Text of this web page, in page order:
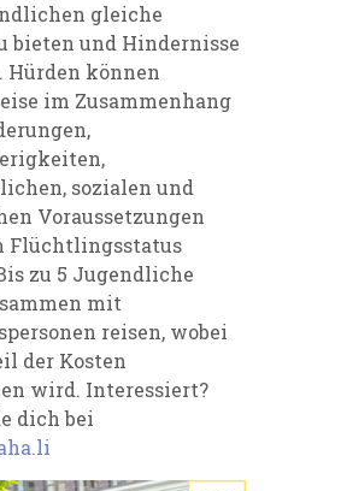
gleiche
bieten und Hindernisse
Hürden können
im Zusammenhang
sozialen und
Voraussetzungen
Flüchtlingsstatus
zu 5 Jugendliche
mit
reisen, wobei
der Kosten
wird. Interessiert?
dich bei